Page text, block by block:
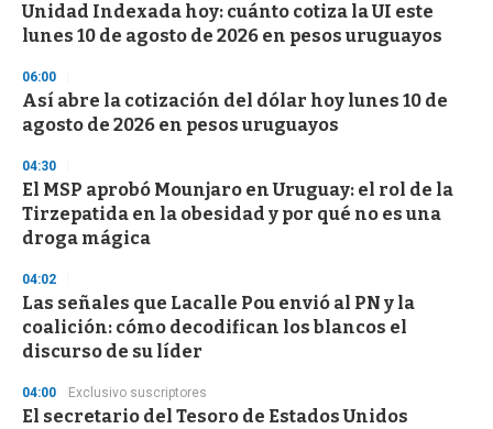
Unidad Indexada hoy: cuánto cotiza la UI este
lunes 10 de agosto de 2026 en pesos uruguayos
06:00
Así abre la cotización del dólar hoy lunes 10 de
agosto de 2026 en pesos uruguayos
04:30
El MSP aprobó Mounjaro en Uruguay: el rol de la
Tirzepatida en la obesidad y por qué no es una
droga mágica
04:02
Las señales que Lacalle Pou envió al PN y la
coalición: cómo decodifican los blancos el
discurso de su líder
04:00 Exclusivo suscriptores
El secretario del Tesoro de Estados Unidos